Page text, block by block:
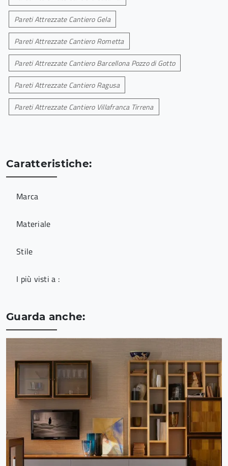
Pareti Attrezzate Cantiero Gela
Pareti Attrezzate Cantiero Rometta
Pareti Attrezzate Cantiero Barcellona Pozzo di Gotto
Pareti Attrezzate Cantiero Ragusa
Pareti Attrezzate Cantiero Villafranca Tirrena
Caratteristiche:
Marca
Materiale
Stile
I più visti a :
Guarda anche: